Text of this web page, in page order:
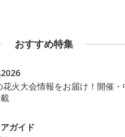
おすすめ特集
花火大会情報をお届け！開催・
ガイド